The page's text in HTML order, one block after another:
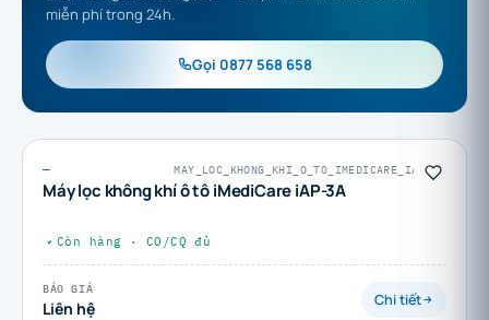
miễn phí trong 24h.
Gọi 0877 568 658
— MAY_LOC_KHONG_KHI_O_TO_IMEDICARE_IAP-3A
Máy lọc không khí ô tô iMediCare iAP-3A
Còn hàng · CO/CQ đủ
BÁO GIÁ
Liên hệ Chi tiết